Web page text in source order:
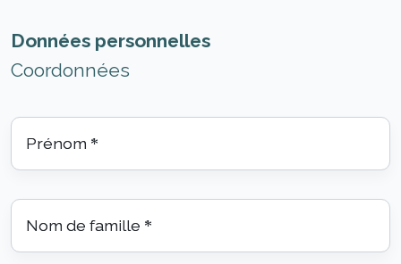
Données personnelles
Coordonnées
Prénom *
Nom de famille *